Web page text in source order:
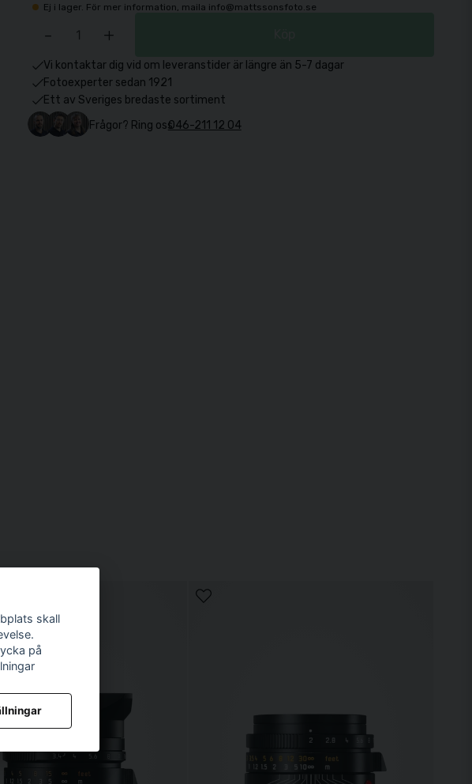
Ej i lager. För mer information, maila info@mattssonsfoto.se
- +
Vi kontaktar dig vid om leveranstider är längre än 5-7 dagar
Fotoexperter sedan 1921
Ett av Sveriges bredaste sortiment
Frågor? Ring oss046-211 12 04
skall
på